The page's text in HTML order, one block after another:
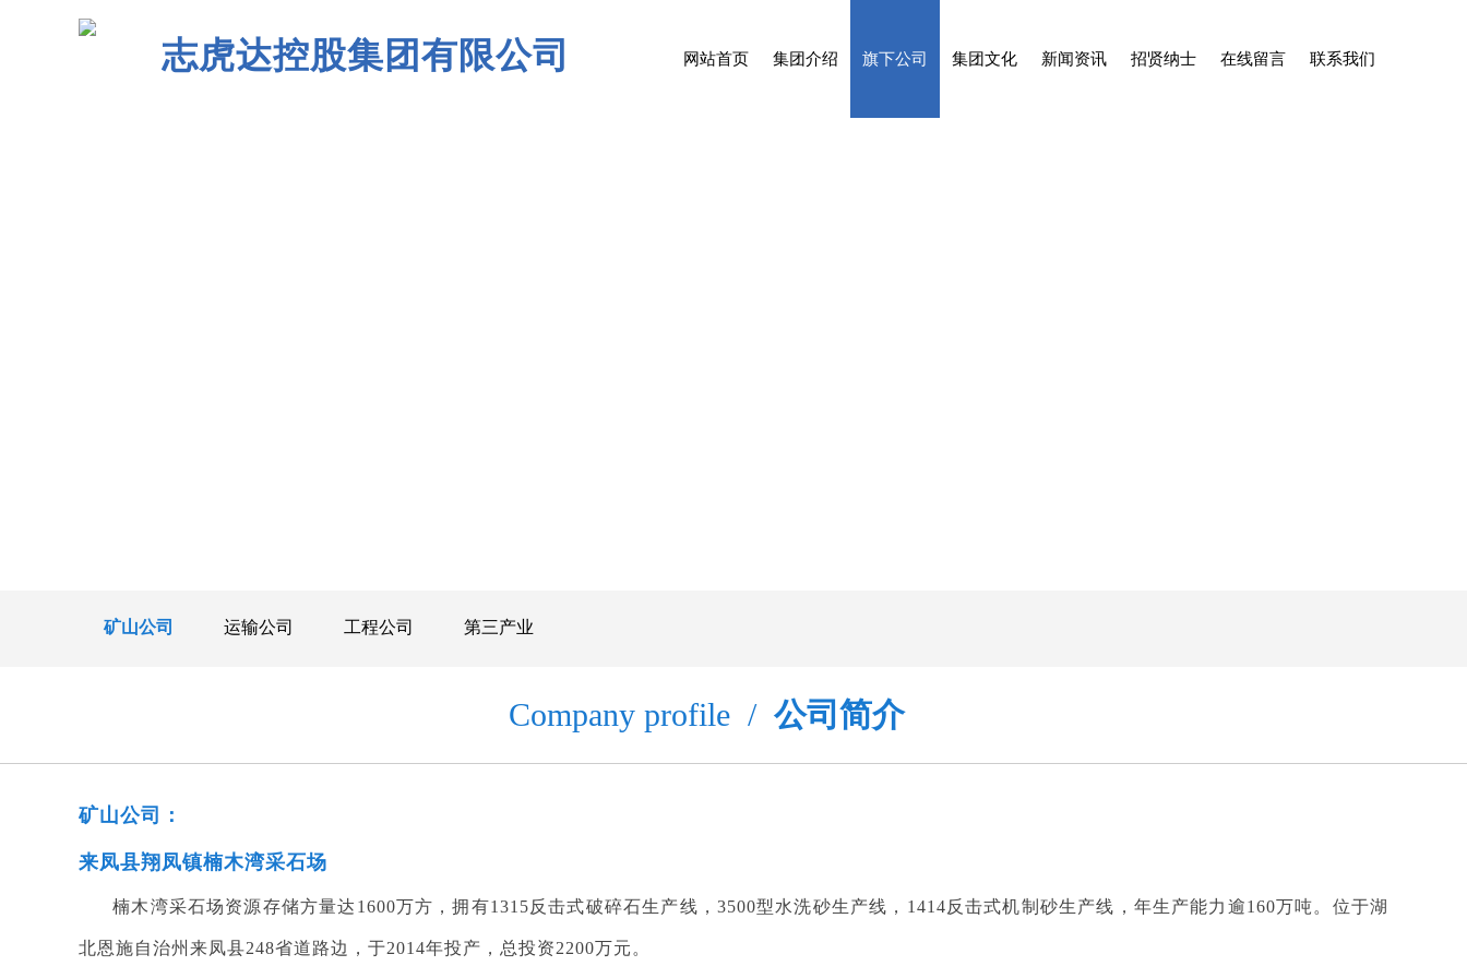
志虎达控股集团有限公司 网站首页 集团介绍 旗下公司 集团文化 新闻资讯 招贤纳士 在线留言 联系我们
矿山公司 运输公司 工程公司 第三产业
Company profile / 公司简介
矿山公司：
来凤县翔凤镇楠木湾采石场
楠木湾采石场资源存储方量达1600万方，拥有1315反击式破碎石生产线，3500型水洗砂生产线，1414反击式机制砂生产线，年生产能力逾160万吨。位于湖
北恩施自治州来凤县248省道路边，于2014年投产，总投资2200万元。